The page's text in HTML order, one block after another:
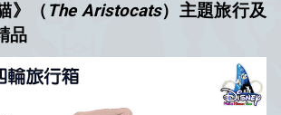
》（ The Aristocats）主題旅行及
品